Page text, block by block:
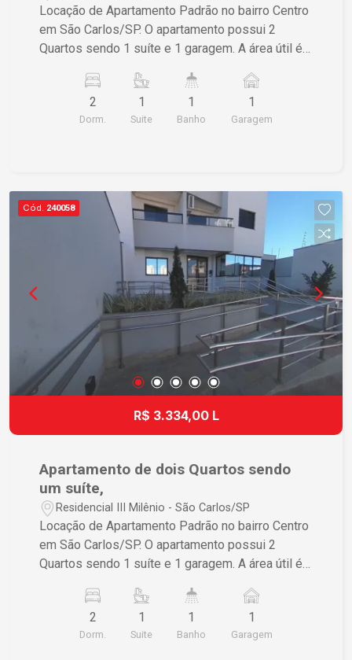
Locação de Apartamento Padrão no bairro Centro
em São Carlos/SP. O apartamento possui 2
Quartos sendo 1 suíte e 1 garagem. A área útil é
Se estiver interessado, entre em contato para
mais informações.
2
Dorm.
1
Suite
1
Banho
1
Garagem
Cód. 240058
R$ 3.334,00 L
Apartamento de dois Quartos sendo
um suíte,
Residencial III Milênio - São Carlos/SP
Locação de Apartamento Padrão no bairro Centro
em São Carlos/SP. O apartamento possui 2
Quartos sendo 1 suíte e 1 garagem. A área útil é
Se estiver interessado, entre em contato para
mais informações.
2
Dorm.
1
Suite
1
Banho
1
Garagem